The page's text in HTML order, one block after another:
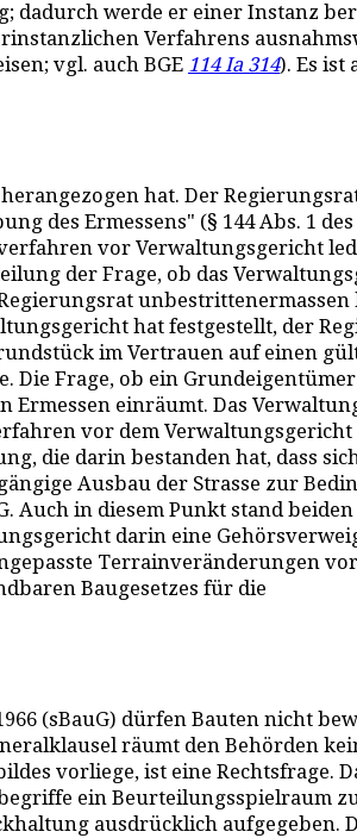
dadurch werde er einer Instanz
Verfahrens
vgl. auch BGE 114 Ia 314). Es ist
hat. Der
des Ermessens" (§ 144 Abs. 1
vor Verwaltungsgericht
der Frage, ob das
hat festgestellt, der
im Vertrauen auf einen
Die Frage, ob ein
Ermessen einräumt. Das
vor dem
die darin bestanden hat, dass
Ausbau der Strasse zur
Auch in diesem Punkt stand
darin eine
Terrainveränderungen
Baugesetzes für die
(sBauG) dürfen Bauten nicht
räumt den Behörden
vorliege, ist eine
ein Beurteilungsspielraum
ausdrücklich